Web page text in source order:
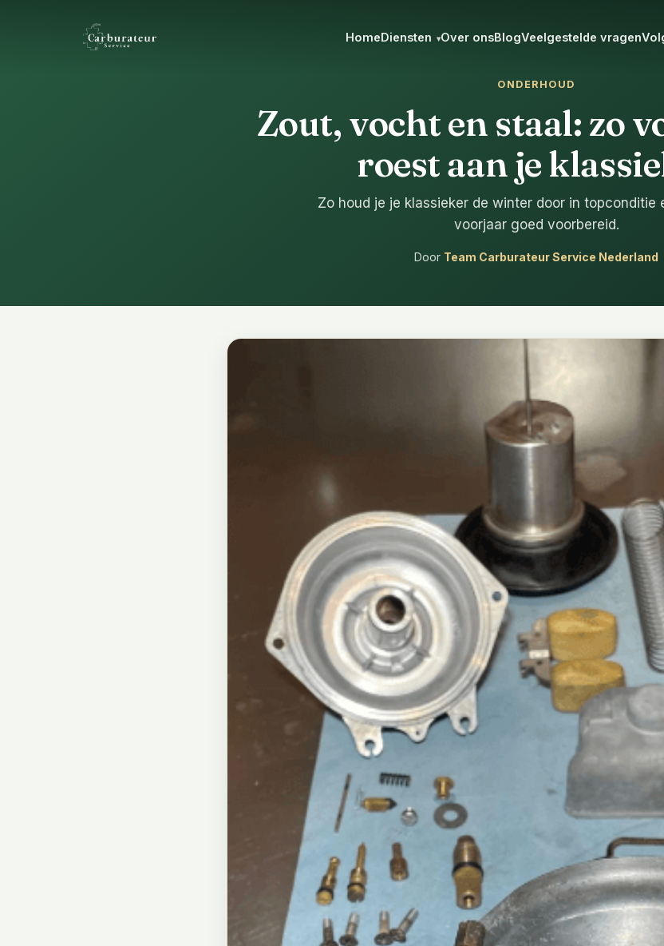
HomeDiensten ▾Over onsBlogVeelgestelde vragen
ONDERHOUD
Zout, vocht en staal: zo
roest aan je
Zo houd je je klassieker de winter door in topconditie
voorjaar goed voorbereid.
Door Team Carburateur Service Nederland